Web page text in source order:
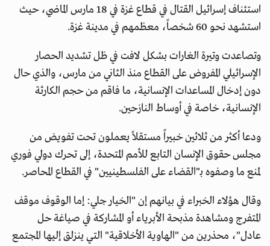
استئناف إسرائيل القتال في قطاع غزة في 18 مارس الماضي، حيث
استشهد نحو 60 شخصاً، معظمهم في مدينة غزة.
وتصاعدت وتيرة الغارات بشكل لافت في ظل تشديد الحصار
الإسرائيلي المفروض على القطاع منذ الثاني من مارس، والذي حال
دون إدخال المساعدات الإنسانية، ما فاقم من حجم الكارثة
الإنسانية، خاصة في أوساط النازحين.
ودعا أكثر من ثلاثين خبيراً مستقلاً يعملون تحت تفويض من
مجلس حقوق الإنسان التابع للأمم المتحدة، إلى تحرك دولي فوري
لمنع ما وصفوه بـ"القضاء على الفلسطينيين" في القطاع المحاصر.
وقال هؤلاء الخبراء في بيانهم إن "الخيار جلي: إما الوقوف موقف
المتفرج ومشاهدة مذبحة الأبرياء أو المشاركة في صياغة حل
عادل"، محذرين من "الهاوية الأخلاقية" التي ينزلق إليها المجتمع